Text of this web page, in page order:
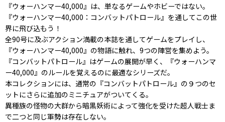
『ウォーハンマー40,000』は、単なるゲームやホビーではない。
『ウォーハンマー40,000：コンバットパトロール』を通してこの世
界に飛び込もう！
全90号に及ぶアクション満載の本誌を通してゲームをプレイし、
『ウォーハンマー40,000』の物語に触れ、9つの陣営を集めよう。
『コンバットパトロール』はゲームの展開が早く、『ウォーハンマ
ー40,000』のルールを覚えるのに最適なシリーズだ。
本コレクションには、通常の『コンバットパトロール』の９つのセ
ットにさらに追加のミニチュアがついてくる。
異種族の怪物の大群から暗黒妖術によって強化を受けた超人戦士ま
で二つと同じ軍勢は存在しない。